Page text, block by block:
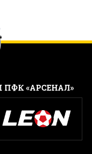
«АРСЕНАЛ»